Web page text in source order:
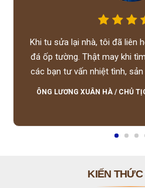
Khi tu sửa lại nhà, tôi đã liên
đá ốp tường. Thật may khi
các bạn tư vấn nhiệt tình,
lượng tốt, giá hợp lý,
ÔNG LƯƠNG XUÂN HÀ / CHỦ
KIẾN